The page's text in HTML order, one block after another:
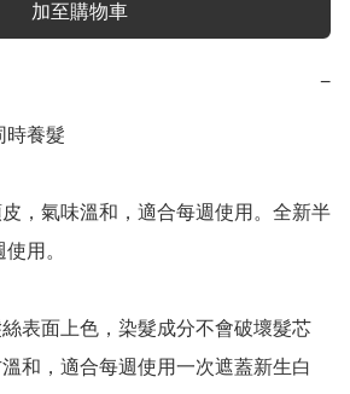
加至購物車
−
時養髮
，氣味溫和，適合每週使用。全新半
用。
表面上色，染髮成分不會破壞髮芯
和，適合每週使用一次遮蓋新生白